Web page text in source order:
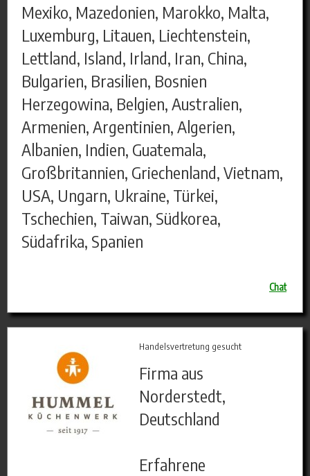
Mexiko, Mazedonien, Marokko, Malta,
Luxemburg, Litauen, Liechtenstein,
Lettland, Island, Irland, Iran, China,
Bulgarien, Brasilien, Bosnien
Herzegowina, Belgien, Australien,
Armenien, Argentinien, Algerien,
Albanien, Indien, Guatemala,
Großbritannien, Griechenland, Vietnam,
USA, Ungarn, Ukraine, Türkei,
Tschechien, Taiwan, Südkorea,
Südafrika, Spanien
Chat
Handelsvertretung gesucht
Firma aus
Norderstedt,
Deutschland
Erfahrene